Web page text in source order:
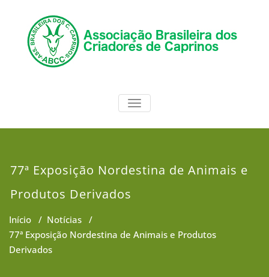
ABCC
Associação Brasileira dos
TOGGLE NAVIGATION
77ª Exposição Nordestina de Animais e
Produtos Derivados
Início / Notícias /
77ª Exposição Nordestina de Animais e Produtos
Derivados